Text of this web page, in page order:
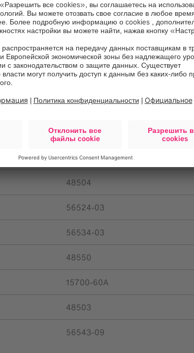
48551
19660-19
48545
48504
56524-03
56534-03
48550
15700-60A
48503
56543-09